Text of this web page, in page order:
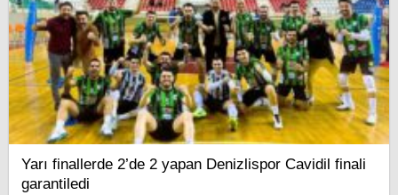
Yarı finallerde 2’de 2 yapan Denizlispor Cavidil finali
garantiledi